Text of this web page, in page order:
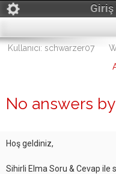
Giriş
Kullanıcı: schwarzer07
No answers
Hoş geldiniz,
Sihirli Elma Soru & Cevap ile